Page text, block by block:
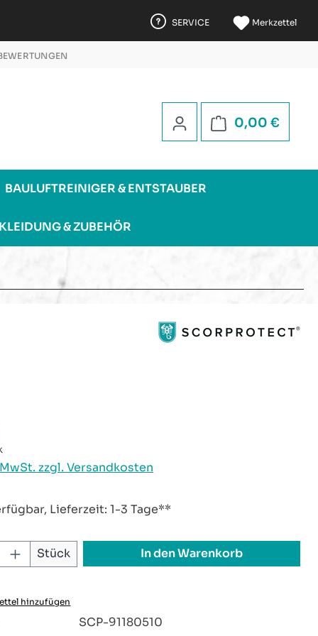
SERVICE Merkzettel
0,00 €
BAULUFTREINIGER & ENTSTAUBER
& ZUBEHÖR
zzgl. Versandkosten
Lieferzeit: 1-3 Tage**
Anzahl: Gib den gewünschten
Stück In den Warenkorb
hinzufügen
SCP-91180510